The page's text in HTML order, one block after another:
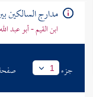
مدارج السالكين
ابن القيم - أبو عبد
جزء 1